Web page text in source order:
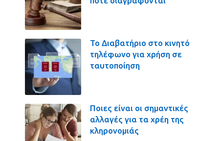
Το Διαβατήριο στο κινητό
τηλέφωνο για χρήση σε
ταυτοποίηση
Ποιες είναι οι σημαντικές
αλλαγές για τα χρέη της
κληρονομιάς